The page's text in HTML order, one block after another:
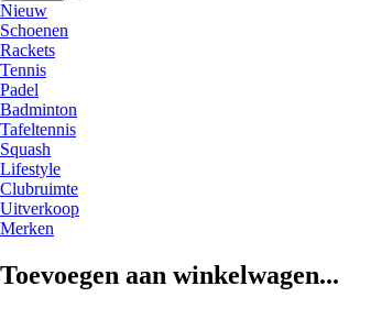
Nieuw
Schoenen
Rackets
Tennis
Padel
Badminton
Tafeltennis
Squash
Lifestyle
Clubruimte
Uitverkoop
Merken
Toevoegen aan winkelwagen...